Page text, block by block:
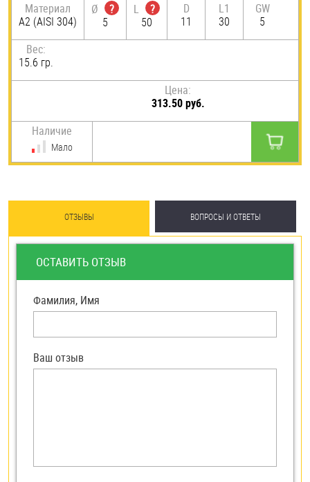
Материал
А2 (AISI 304)
Ø
?
5
L
?
50
D
11
L1
30
GW
5
Вес:
15.6 гр.
Цена:
313.50 руб.
Наличие
Мало
ОТЗЫВЫ ВОПРОСЫ И ОТВЕТЫ
ОСТАВИТЬ ОТЗЫВ
Фамилия, Имя
Ваш отзыв